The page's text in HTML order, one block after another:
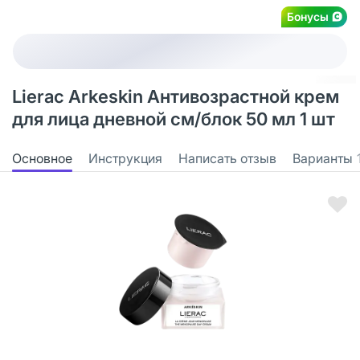
Бонусы
Lierac Arkeskin Антивозрастной крем
для лица дневной см/блок 50 мл 1 шт
Основное Инструкция Написать отзыв Варианты